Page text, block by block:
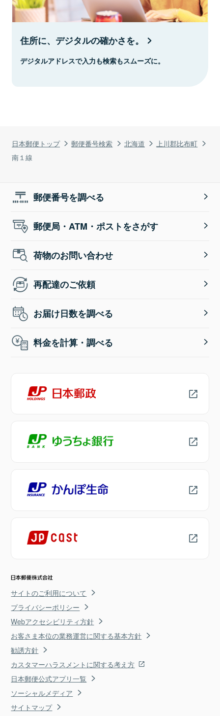
日本郵便トップ 郵便番号検索 北海道
上川郡比布町
南１線
住所に、デジタルの確かさを。
デジタルアドレスで入力も検索もスムーズに。
郵便番号を調べる
郵便局・ATM・ポストをさがす
荷物のお問い合わせ
再配達のご依頼
お届け日数を調べる
料金を計算・調べる
サイトのご利用について
プライバシーポリシー
Webアクセシビリティ方針
お客さま本位の業務運営に関する基本方針
勧誘方針
カスタマーハラスメントに関する考え方
日本郵便公式アプリ一覧
ソーシャルメディア
サイトマップ